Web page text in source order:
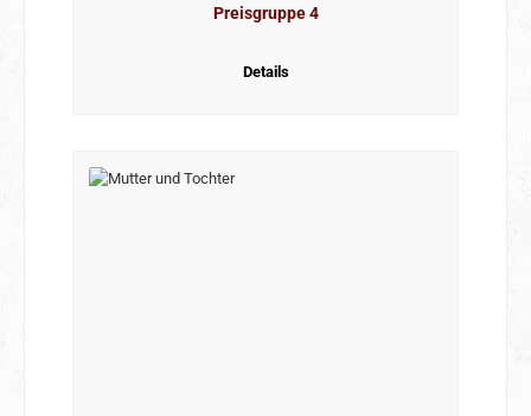
Preisgruppe 4
Details